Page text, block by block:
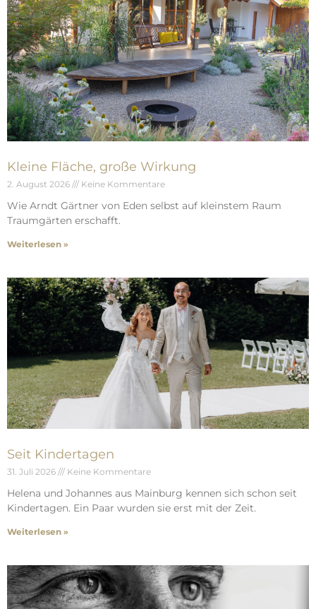
Kleine Fläche, große Wirkung
2. August 2026 Keine Kommentare
Wie Arndt Gärtner von Eden selbst auf kleinstem Raum
Traumgärten erschafft.
Weiterlesen »
Seit Kindertagen
31. Juli 2026 Keine Kommentare
Helena und Johannes aus Mainburg kennen sich schon seit
Kindertagen. Ein Paar wurden sie erst mit der Zeit.
Weiterlesen »